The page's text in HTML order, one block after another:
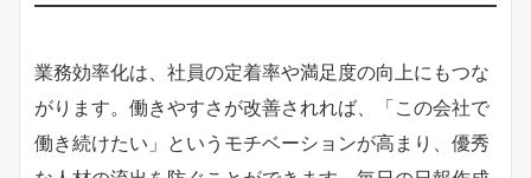
業務効率化は、社員の定着率や満足度の向上にもつな
がります。働きやすさが改善されれば、「この会社で
働き続けたい」というモチベーションが高まり、優秀